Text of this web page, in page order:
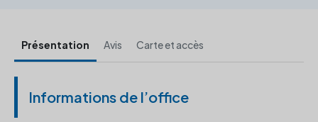
Présentation Avis Carte et accès
Informations de l’office